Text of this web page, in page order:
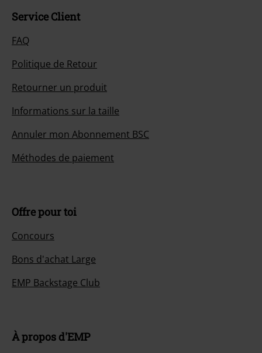
Service Client
FAQ
Politique de Retour
Retourner un produit
Informations sur la taille
Annuler mon Abonnement BSC
Méthodes de paiement
Offre pour toi
Concours
Bons d'achat Large
EMP Backstage Club
À propos d'EMP